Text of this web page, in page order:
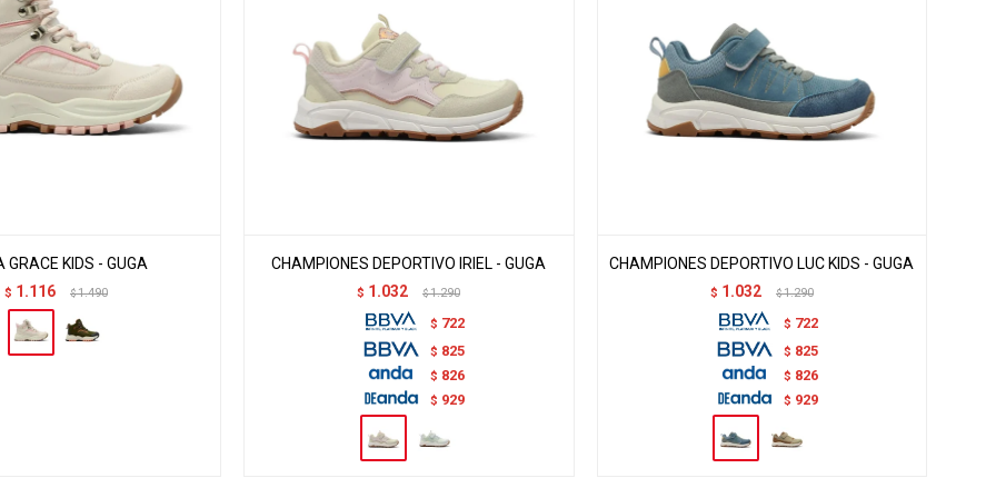
GRACE KIDS - GUGA
$ 1.116 $ 1.490
CHAMPIONES DEPORTIVO IRIEL - GUGA
$ 1.032 $ 1.290
$ 722
$ 825
$ 826
$ 929
CHAMPIONES DEPORTIVO LUC KIDS - GUGA
$ 1.032 $ 1.290
$ 722
$ 825
$ 826
$ 929